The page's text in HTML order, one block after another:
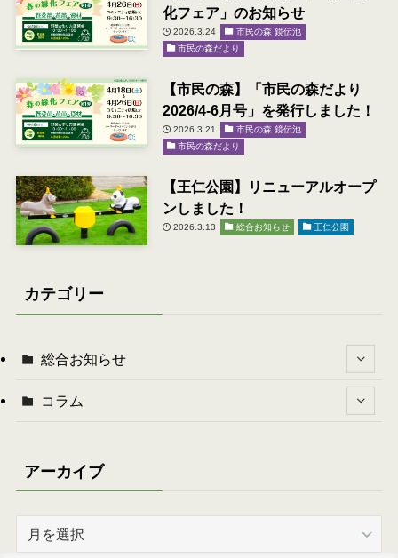
化フェア」のお知らせ
2026.3.24
市民の森 鏡伝池
市民の森だより
【市民の森】「市民の森だより
2026/4-6月号」を発行しました！
2026.3.21
市民の森 鏡伝池
市民の森だより
【王仁公園】リニューアルオープ
ンしました！
2026.3.13 総合お知らせ 王仁公園
カテゴリー
総合お知らせ
コラム
アーカイブ